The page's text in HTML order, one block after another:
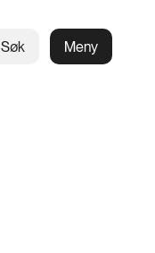
Søk Meny